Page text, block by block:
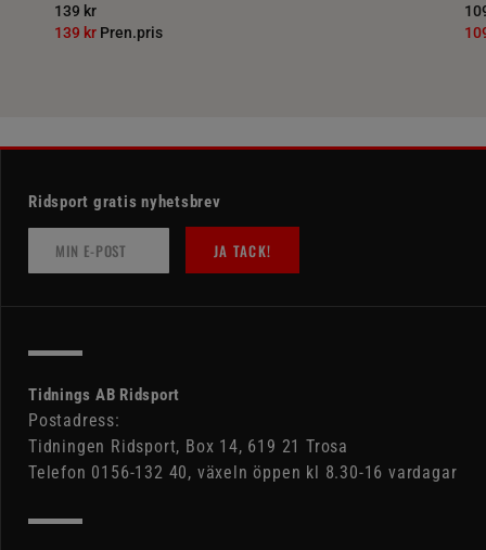
139 kr
139 kr Pren.pris
Ridsport gratis nyhetsbrev
JA TACK!
Tidnings AB Ridsport
Postadress:
Tidningen Ridsport, Box 14, 619 21 Trosa
Telefon 0156-132 40, växeln öppen kl 8.30-16 vardagar